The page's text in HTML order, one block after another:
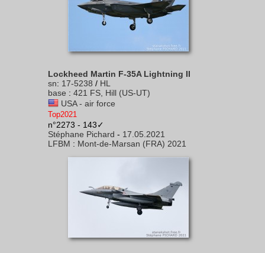
Lockheed Martin F-35A Lightning II
sn: 17-5238 / HL
base : 421 FS, Hill (US-UT)
USA - air force
Top2021
n°2273 - 143✓
Stéphane Pichard - 17.05.2021
LFBM : Mont-de-Marsan (FRA) 2021